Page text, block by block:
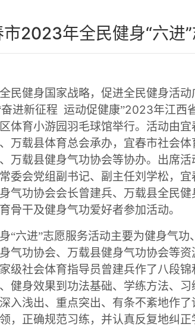
2023年全民健身“六进
民健身国家战略，促进全民健身活
奋进新征程 运动促健康”2023年江西
体育小游园羽毛球馆举行。活动由
万载县体育总会承办，宜春市社会
万载县健身气功协会等协办。出席
委会党组副书记、副主任刘学松，
气功协会会长曾建兵、万载县全民
骨干及健身气功爱好者参加活动。
“六进”志愿服务活动主要为健身气
气功协会、万载县健身气功协会等
级社会体育指导员曾建兵作了八段
健身效果到功法基础、学练方法、
入浅出、重点突出、有条不紊地作
，正确规范习练，并认真反复地纠